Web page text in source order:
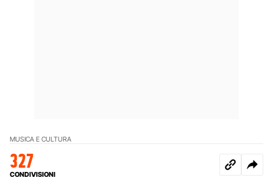
MUSICA E CULTURA
327
CONDIVISIONI